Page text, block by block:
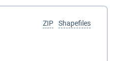
mit Klassenname und
Shapefiles
ZIP